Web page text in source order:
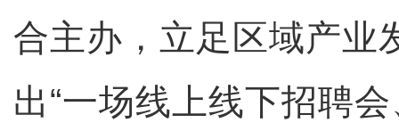
合主办，立足区域产业
出“一场线上线下招聘